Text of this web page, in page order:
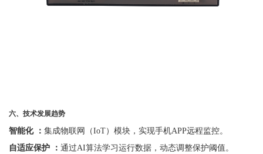
六、技术发展趋势
智能化 ： 集成物联网（IoT）模块，实现手机APP远程监控。
自适应保护
： 通过AI算法学习运行数据，动态调整保护阈值。